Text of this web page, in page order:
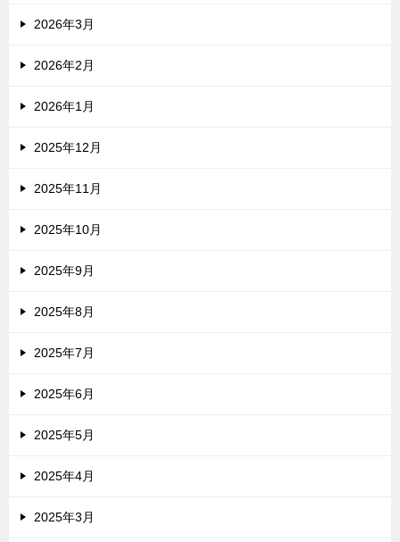
2026年3月
2026年2月
2026年1月
2025年12月
2025年11月
2025年10月
2025年9月
2025年8月
2025年7月
2025年6月
2025年5月
2025年4月
2025年3月